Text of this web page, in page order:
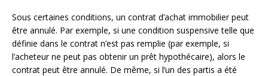
Sous certaines conditions, un contrat d’achat immobilier peut
être annulé. Par exemple, si une condition suspensive telle que
définie dans le contrat n’est pas remplie (par exemple, si
l’acheteur ne peut pas obtenir un prêt hypothécaire), alors le
contrat peut être annulé. De même, si l’un des partis a été